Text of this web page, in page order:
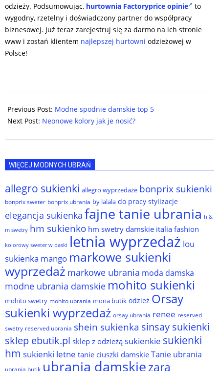
odzieży. Podsumowując, hurtownia Factoryprice opinie
to
wygodny, rzetelny i doświadczony partner do współpracy
biznesowej. Już teraz zarejestruj się za darmo na ich stronie
www i zostań klientem najlepszej hurtowni odzieżowej w
Polsce!
05-
08
Previous Post: Modne spodnie damskie top 5
Next Post: Neonowe kolory jak je nosić?
WIĘCEJ MODNYCH UBRAŃ
allegro sukienki allegro wyprzedaże bonprix sukienki
bonprix sweter bonprix ubrania by lalala do pracy stylizacje
elegancja sukienka fajne tanie ubrania h &
m swetry hm sukienko hm swetry damskie italia fashion
kolorowy sweter w paski letnia wyprzedaż lou
sukienka mango markowe sukienki
wyprzedaż markowe ubrania moda damska
modne ubrania damskie mohito sukienki
mohito swetry mohito ubrania mona butik odzież Orsay
sukienki wyprzedaż orsay ubrania renee reserved
swetry reserved ubrania shein sukienka sinsay sukienki
sklep ebutik.pl sklep z odzieżą sukienkie sukienki
hm sukienki letne tanie ciuszki damskie Tanie ubrania
ubrania butik ubrania damskiezara